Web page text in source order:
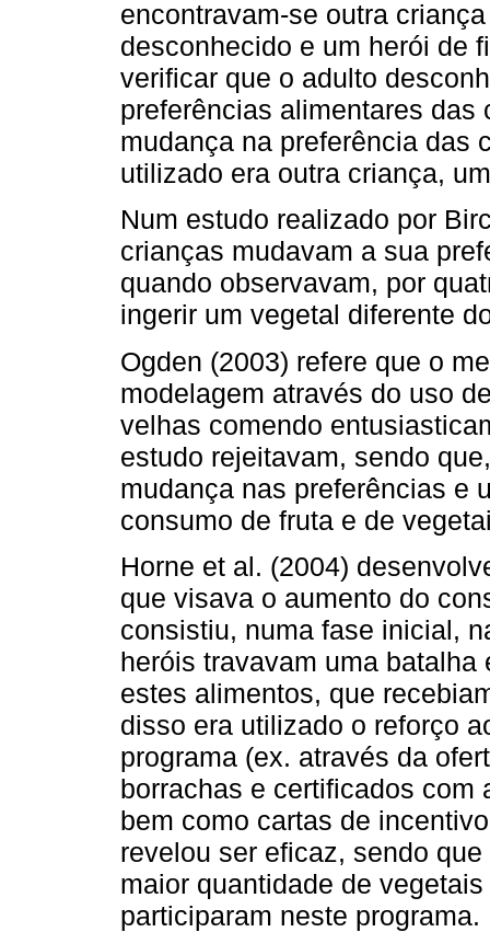
encontravam-se outra
desconhecido e um herói de
verificar que o adulto
preferências alimentares
mudança na preferência das
utilizado era outra criança,
Num estudo realizado por
crianças mudavam a sua
quando observavam, por
ingerir um vegetal diferente
Ogden (2003) refere que o
modelagem através do uso
velhas comendo
estudo rejeitavam, sendo
mudança nas preferências e
consumo de fruta e de
Horne et al. (2004)
que visava o aumento do
consistiu, numa fase inicial,
heróis travavam uma
estes alimentos, que
disso era utilizado o reforço
programa (ex. através da
borrachas e certificados com
bem como cartas de
revelou ser eficaz, sendo
maior quantidade de
participaram neste programa.